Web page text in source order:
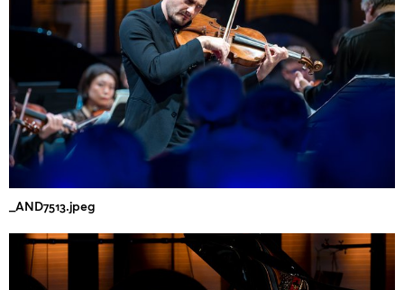
_AND7513.jpeg